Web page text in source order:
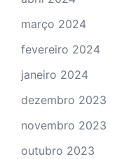
março 2024
fevereiro 2024
janeiro 2024
dezembro 2023
novembro 2023
outubro 2023